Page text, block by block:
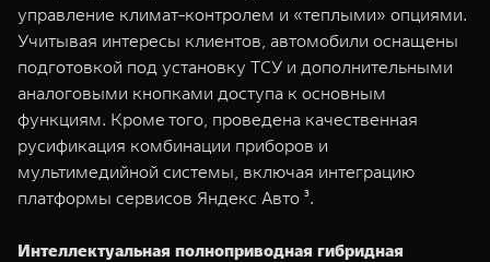
управление климат-контролем и «теплыми» опциями.
Учитывая интересы клиентов, автомобили оснащены
подготовкой под установку ТСУ и дополнительными
аналоговыми кнопками доступа к основным
функциям. Кроме того, проведена качественная
русификация комбинации приборов и
мультимедийной системы, включая интеграцию
платформы сервисов Яндекс Авто ³.
Интеллектуальная полноприводная гибридная